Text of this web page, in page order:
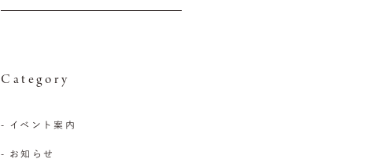
Category
- イベント案内
- お知らせ